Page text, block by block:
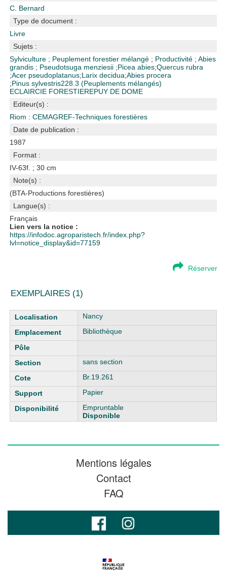
C. Bernard
Type de document :
Livre
Sujets :
Sylviculture ; Peuplement forestier mélangé ; Productivité ;Abies
grandis ; Pseudotsuga menziesii ;Picea abies;Quercus rubra
;Acer pseudoplatanus;Larix decidua;Abies procera
;Pinus sylvestris228.3 (Peuplements mélangés)
ECLAIRCIE FORESTIEREPUY DE DOME
Editeur(s) :
Riom : CEMAGREF-Techniques forestières
Date de publication :
1987
Format :
IV-63f. ; 30 cm
Note(s) :
(BTA-Productions forestières)
Langue(s) :
Français
Lien vers la notice :
https://infodoc.agroparistech.fr/index.php?
lvl=notice_display&id=77159
Réserver
EXEMPLAIRES (1)
Liste des exemplaires
Nancy
Bibliothèque
sans section
Br.19.261
Papier
Empruntable
Disponible
Mentions légales
Contact
FAQ